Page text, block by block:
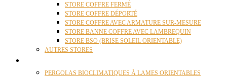
STORE COFFRE FERMÉ
STORE COFFRE DÉPORTÉ
STORE COFFRE AVEC ARMATURE SUR-MESURE
STORE BANNE COFFRE AVEC LAMBREQUIN
STORE BSO (BRISE SOLEIL ORIENTABLE)
AUTRES STORES
PERGOLAS BIOCLIMATIQUES À LAMES ORIENTABLES